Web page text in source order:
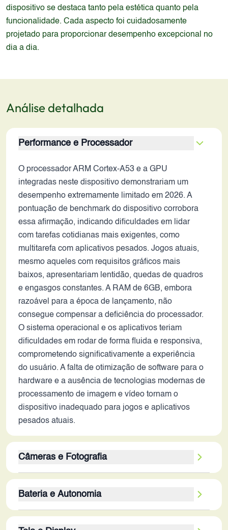
dispositivo se destaca tanto pela estética quanto pela
funcionalidade. Cada aspecto foi cuidadosamente
projetado para proporcionar desempenho excepcional no
dia a dia.
Análise detalhada
Performance e Processador
O processador ARM Cortex-A53 e a GPU
integradas neste dispositivo demonstrariam um
desempenho extremamente limitado em 2026. A
pontuação de benchmark do dispositivo corrobora
essa afirmação, indicando dificuldades em lidar
com tarefas cotidianas mais exigentes, como
multitarefa com aplicativos pesados. Jogos atuais,
mesmo aqueles com requisitos gráficos mais
baixos, apresentariam lentidão, quedas de quadros
e engasgos constantes. A RAM de 6GB, embora
razoável para a época de lançamento, não
consegue compensar a deficiência do processador.
O sistema operacional e os aplicativos teriam
dificuldades em rodar de forma fluida e responsiva,
comprometendo significativamente a experiência
do usuário. A falta de otimização de software para o
hardware e a ausência de tecnologias modernas de
processamento de imagem e vídeo tornam o
dispositivo inadequado para jogos e aplicativos
pesados atuais.
Câmeras e Fotografia
dispositivo, embora inovadoras em 2017,
apresentariam desempenho inferior em
Bateria e Autonomia